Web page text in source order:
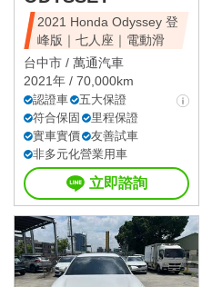
2021 Honda Odyssey 登
峰版｜七人座｜電動滑
台中市 / 萬通汽車
2021年 / 70,000km
認證車
五大保證
符合保固
里程保證
實車實價
友善試車
非多元化營業用車
立即諮詢